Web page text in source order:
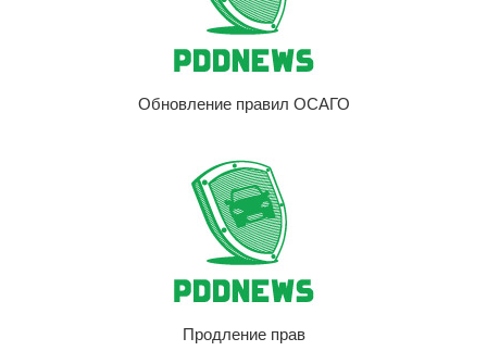
Обновление правил ОСАГО
Продление прав